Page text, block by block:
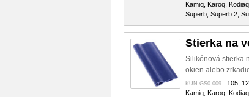
Kamiq, Karoq,
Superb, Superb 2,
Stierka na
Silikónová stierka
okien alebo
KUN GS0 009 105,
Kamiq, Karoq,